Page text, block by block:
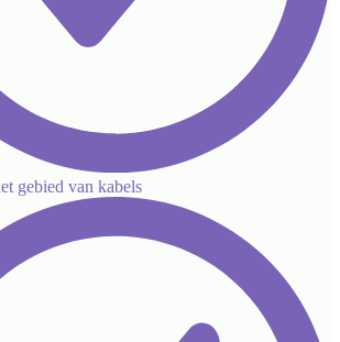
gebied van kabels